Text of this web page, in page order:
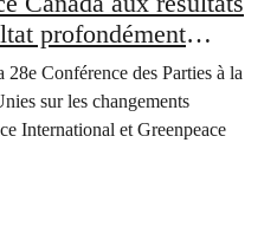
profondément
Conférence des Parties à la
sur les changements
International et Greenpeace